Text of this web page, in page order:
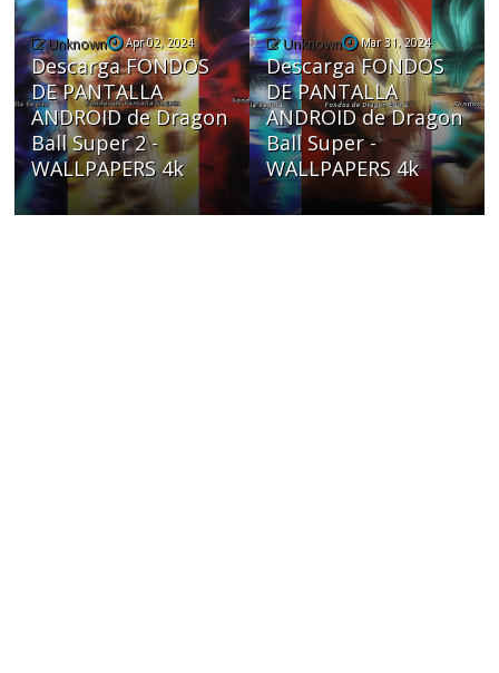
Unknown Apr 02, 2024
Descarga FONDOS
DE PANTALLA
ANDROID de Dragon
Ball Super 2 -
WALLPAPERS 4k
Unknown Mar 31, 2024
Descarga FONDOS
DE PANTALLA
ANDROID de Dragon
Ball Super -
WALLPAPERS 4k